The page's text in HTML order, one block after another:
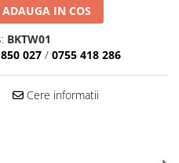
ADAUGA IN COS
BKTW01
027 / 0755 418 286
Cere informatii